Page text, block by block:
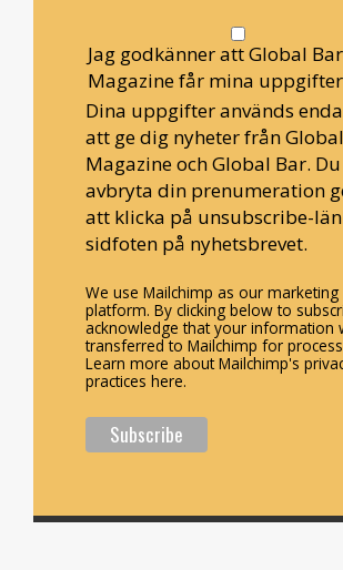
Jag godkänner att Global Bar
Magazine får mina
Dina uppgifter används
att ge dig nyheter från
Magazine och Global Bar.
avbryta din prenumeration
att klicka på unsubscribe-
sidfoten på nyhetsbrevet.
We use Mailchimp as our marketing
platform. By clicking below to
acknowledge that your information
transferred to Mailchimp for
Learn more about Mailchimp's
practices here.